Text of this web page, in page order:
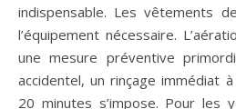
indispensable. Les vêtements
l’équipement nécessaire.
une mesure préventive
accidentel, un rinçage immédiat
20 minutes s’impose. Pour les